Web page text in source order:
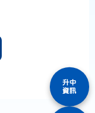
升中
資訊